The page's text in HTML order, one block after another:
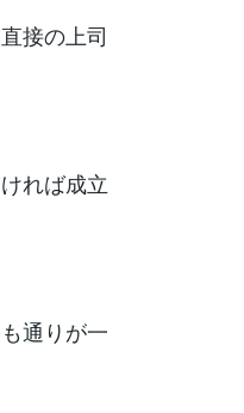
接の上司
れば成立
通りが一